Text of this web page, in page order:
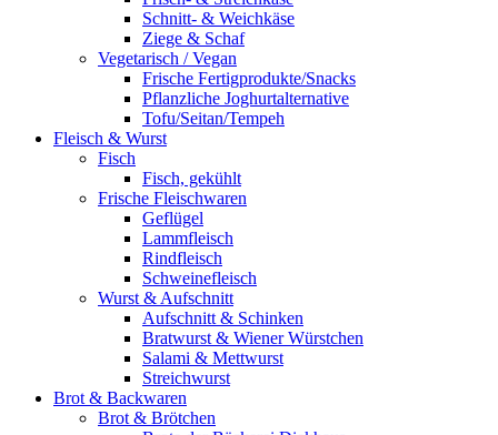
Schnitt- & Weichkäse
Ziege & Schaf
Vegetarisch / Vegan
Frische Fertigprodukte/Snacks
Pflanzliche Joghurtalternative
Tofu/Seitan/Tempeh
Fleisch & Wurst
Fisch
Fisch, gekühlt
Frische Fleischwaren
Geflügel
Lammfleisch
Rindfleisch
Schweinefleisch
Wurst & Aufschnitt
Aufschnitt & Schinken
Bratwurst & Wiener Würstchen
Salami & Mettwurst
Streichwurst
Brot & Backwaren
Brot & Brötchen